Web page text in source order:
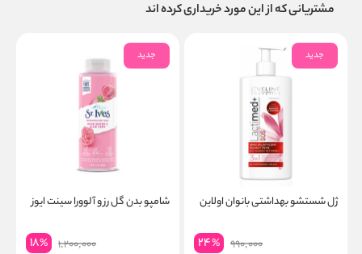
مشتریانی که از این مورد خریداری کرده اند
جدید
ژل شستشو بهداشتی بانوان اولاین
990,000
24%
جدید
شامپو بدن گل رز و آلوورا سینت ایوز
1,200,000
18%